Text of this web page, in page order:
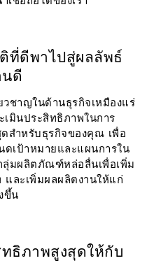
ที่ดีพาไปสู่ผลลัพธ์
นดี
วชาญในด้านธุรกิจเหมืองแร่
เมินประสิทธิภาพในการ
สำหรับธุรกิจของคุณ เพื่อ
ดเป้าหมายและแผนการใน
ลุ่มผลิตภัณฑ์หล่อลื่นเพื่อเพิ่ม
และเพิ่มผลผลิตงานให้แก่
ขึ้น
ทธิภาพสูงสุดให้กับ